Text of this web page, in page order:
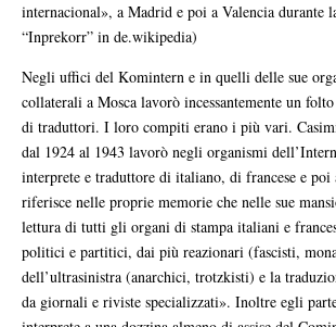
internacional», a Madrid e poi a Valencia durante
“Inprekorr” in de.wikipedia)
Negli uffici del Komintern e in quelli delle sue
collaterali a Mosca lavorò incessantemente un
di traduttori. I loro compiti erano i più vari.
dal 1924 al 1943 lavorò negli organismi
interprete e traduttore di italiano, di francese e poi
riferisce nelle proprie memorie che nelle sue
lettura di tutti gli organi di stampa italiani e
politici e partitici, dai più reazionari (fascisti,
dell’ultrasinistra (anarchici, trotzkisti) e la
da giornali e riviste specializzati». Inoltre egli